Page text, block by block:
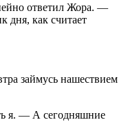
ответил Жора. —
дня, как считает
займусь нашествием
я. — А сегодняшние